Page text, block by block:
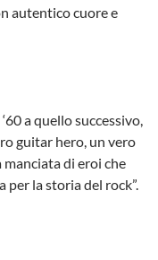
autentico cuore e
a quello successivo,
guitar hero, un vero
di eroi che
per la storia del rock”.